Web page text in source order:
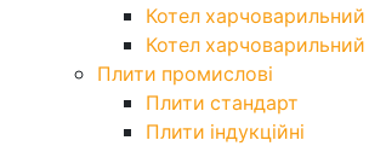
Котел
Котел
Плити промислові
Плити стандарт
Плити індукційні